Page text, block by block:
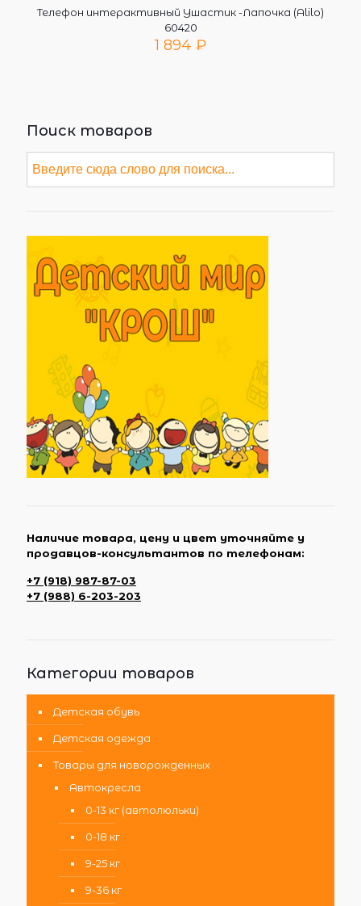
Телефон интерактивный Ушастик -Лапочка (Alilo)
60420
1 894 ₽
Поиск товаров
Наличие товара, цену и цвет уточняйте у
продавцов-консультантов по телефонам:
+7 (918) 987-87-03
+7 (988) 6-203-203
Категории товаров
Детская обувь
Детская одежда
Товары для новорожденных
Автокресла
0-13 кг (автолюльки)
0-18 кг
9-25 кг
9-36 кг